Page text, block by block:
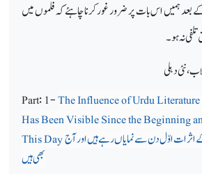
بعد ہمیں اس بات پر ضرور غور کرنا چاہئے کہ فلموں میں
نہ ہو۔
Part: 1-The Influence of Urdu
Has Been Visible Since the Beginning
This Dayکے اثرات اوّل دن سے نمایاں رہے ہیں اور آج
بھی ہیں